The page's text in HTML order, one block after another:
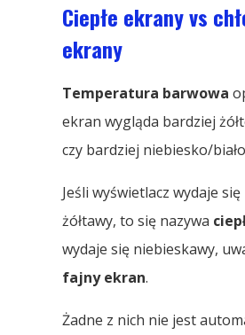
Ciepłe ekrany vs
ekrany
Temperatura barwowa
ekran wygląda bardziej
czy bardziej niebiesko/
Jeśli wyświetlacz wydaje
żółtawy, to się nazywa
wydaje się niebieskawy,
fajny ekran.
Żadne z nich nie jest